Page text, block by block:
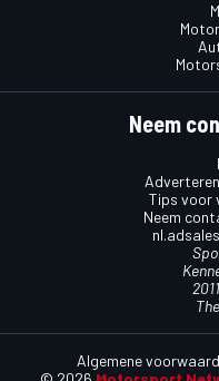
Neem
Tips voor
Neem
Algemene